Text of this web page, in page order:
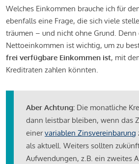
Welches Einkommen brauche ich für
ebenfalls eine Frage, die sich viele
träumen – und nicht ohne Grund. Denn
Nettoeinkommen ist wichtig, um zu
frei verfügbare Einkommen ist, mit
Kreditraten zahlen könnten.
Aber Achtung: Die monatliche
dann leistbar bleiben, wenn das
einervariablen Zinsvereinbarung
als aktuell. Weiters sollten
Aufwendungen, z.B. ein zweites